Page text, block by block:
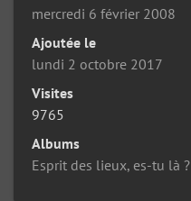
mercredi 6 février 2008
Ajoutée le
lundi 2 octobre 2017
Visites
9765
Albums
Esprit des lieux, es-tu là ?